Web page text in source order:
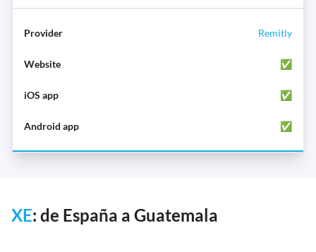
Remitly
✅
✅
✅
XE: de España a Guatemala